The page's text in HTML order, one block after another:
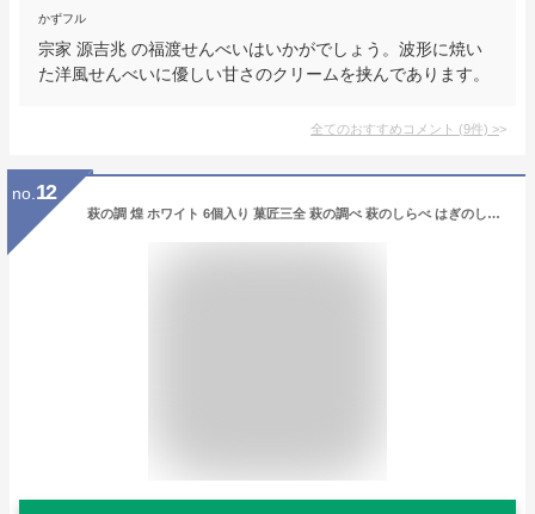
かずフル
宗家 源吉兆 の福渡せんべいはいかがでしょう。波形に焼い
た洋風せんべいに優しい甘さのクリームを挟んであります。
全てのおすすめコメント (9件) >
no. 12
萩の調 煌 ホワイト 6個入り 菓匠三全 萩の調べ 萩のしらべ はぎのしらべ 萩の月 お菓子 お土産